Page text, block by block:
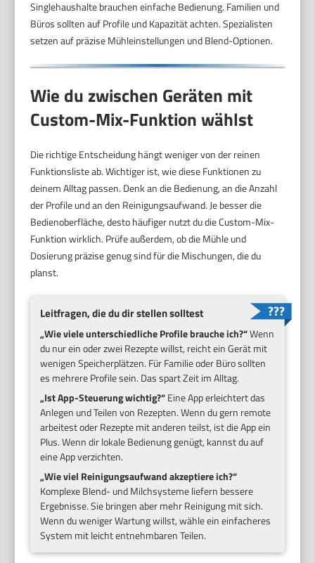
Singlehaushalte brauchen einfache Bedienung. Familien und
Büros sollten auf Profile und Kapazität achten. Spezialisten
setzen auf präzise Mühleinstellungen und Blend-Optionen.
Wie du zwischen Geräten mit
Custom-Mix-Funktion wählst
Die richtige Entscheidung hängt weniger von der reinen
Funktionsliste ab. Wichtiger ist, wie diese Funktionen zu
deinem Alltag passen. Denk an die Bedienung, an die Anzahl
der Profile und an den Reinigungsaufwand. Je besser die
Bedienoberfläche, desto häufiger nutzt du die Custom-Mix-
Funktion wirklich. Prüfe außerdem, ob die Mühle und
Dosierung präzise genug sind für die Mischungen, die du
planst.
Leitfragen, die du dir stellen solltest
„Wie viele unterschiedliche Profile brauche ich?“Wenn
du nur ein oder zwei Rezepte willst, reicht ein Gerät mit
wenigen Speicherplätzen. Für Familie oder Büro sollten
es mehrere Profile sein. Das spart Zeit im Alltag.
„Ist App-Steuerung wichtig?“Eine App erleichtert das
Anlegen und Teilen von Rezepten. Wenn du gern remote
arbeitest oder Rezepte mit anderen teilst, ist die App ein
Plus. Wenn dir lokale Bedienung genügt, kannst du auf
eine App verzichten.
„Wie viel Reinigungsaufwand akzeptiere ich?“
Komplexe Blend- und Milchsysteme liefern bessere
Ergebnisse. Sie bringen aber mehr Reinigung mit sich.
Wenn du weniger Wartung willst, wähle ein einfacheres
System mit leicht entnehmbaren Teilen.